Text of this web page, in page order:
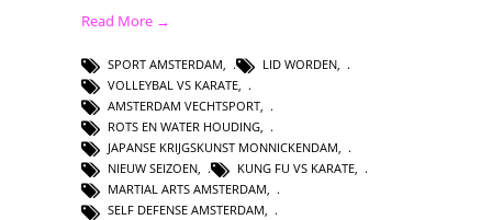
Read More →
SPORT AMSTERDAM, LID WORDEN,
VOLLEYBAL VS KARATE,
AMSTERDAM VECHTSPORT,
ROTS EN WATER HOUDING,
JAPANSE KRIJGSKUNST MONNICKENDAM,
NIEUW SEIZOEN, KUNG FU VS KARATE,
MARTIAL ARTS AMSTERDAM,
SELF DEFENSE AMSTERDAM,